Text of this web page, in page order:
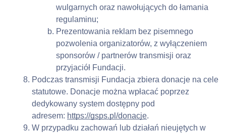
wulgarnych oraz nawołujących do łamania
regulaminu;
Prezentowania reklam bez pisemnego
pozwolenia organizatorów, z wyłączeniem
sponsorów / partnerów transmisji oraz
przyjaciół Fundacji.
Podczas transmisji Fundacja zbiera donacje na cele
statutowe. Donacje można wpłacać poprzez
dedykowany system dostępny pod
adresem: https://gsps.pl/donacje.
W przypadku zachowań lub działań nieujętych w